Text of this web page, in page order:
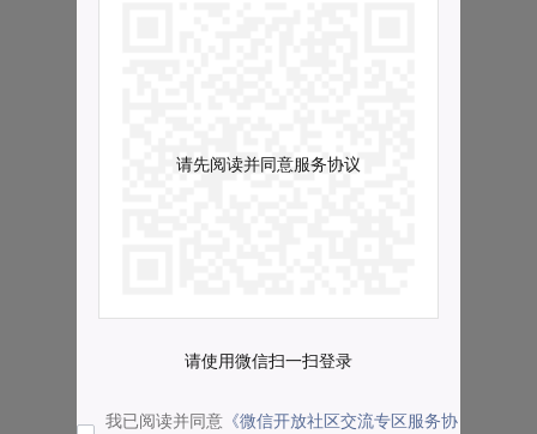
请先阅读并同意服务协议
请使用微信扫一扫登录
我已阅读并同意 《微信开放社区交流专区服务协